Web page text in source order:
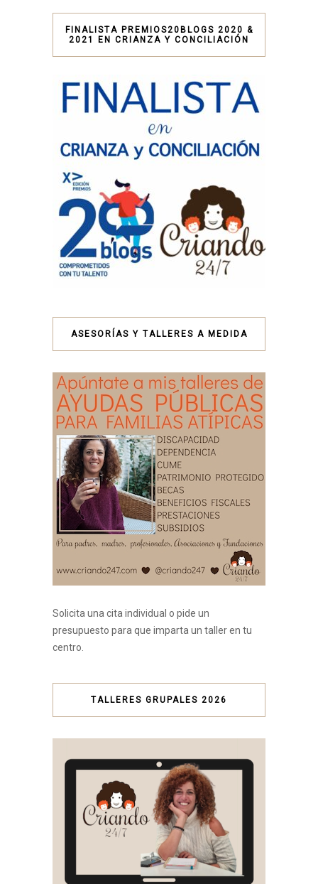
FINALISTA PREMIOS20BLOGS 2020 &
2021 EN CRIANZA Y CONCILIACIÓN
ASESORÍAS Y TALLERES A MEDIDA
Solicita una cita individual o pide un
presupuesto para que imparta un taller en tu
centro.
TALLERES GRUPALES 2026